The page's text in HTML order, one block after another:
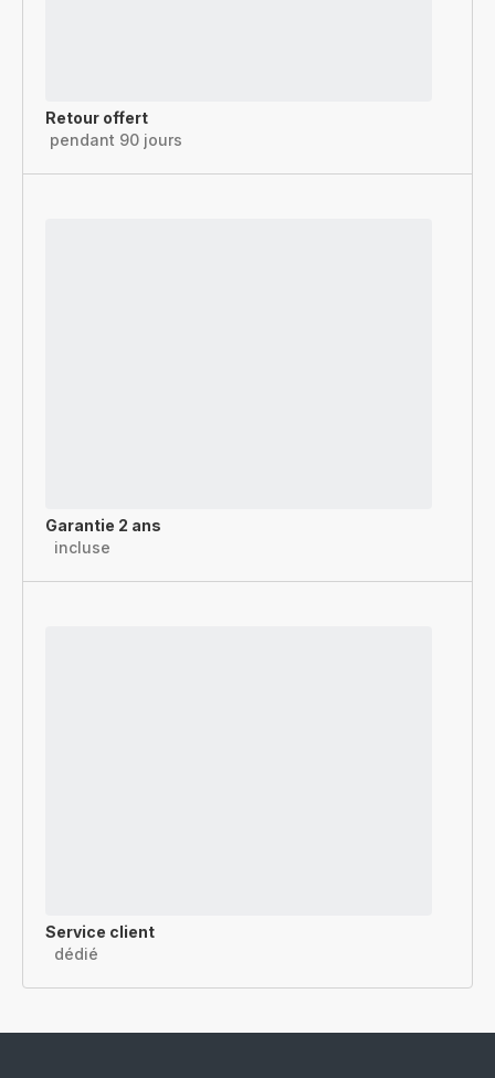
Retour offert
pendant 90 jours
Garantie 2 ans
incluse
Service client
dédié